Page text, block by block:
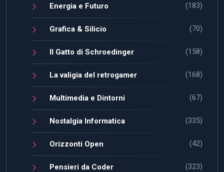
Energia e Futuro (183)
Grafica & Silicio (70)
Il Gatto di Schroedinger (158)
La valigia del retrogamer (168)
Multimedia e Dintorni (67)
Nostalgia Informatica (335)
Orizzonti Open (42)
Pensieri da Coder (323)